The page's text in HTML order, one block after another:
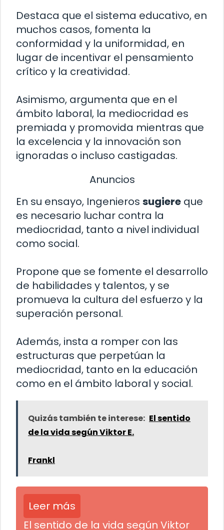
Destaca que el sistema educativo, en
muchos casos, fomenta la
conformidad y la uniformidad, en
lugar de incentivar el pensamiento
crítico y la creatividad.
Asimismo, argumenta que en el
ámbito laboral, la mediocridad es
premiada y promovida mientras que
la excelencia y la innovación son
ignoradas o incluso castigadas.
Anuncios
En su ensayo, Ingenieros sugiere que
es necesario luchar contra la
mediocridad, tanto a nivel individual
como social.
Propone que se fomente el desarrollo
de habilidades y talentos, y se
promueva la cultura del esfuerzo y la
superación personal.
Además, insta a romper con las
estructuras que perpetúan la
mediocridad, tanto en la educación
como en el ámbito laboral y social.
Quizás también te interese: El sentido
de la vida según Viktor E.
Frankl
Leer más
El sentido de la vida según Viktor